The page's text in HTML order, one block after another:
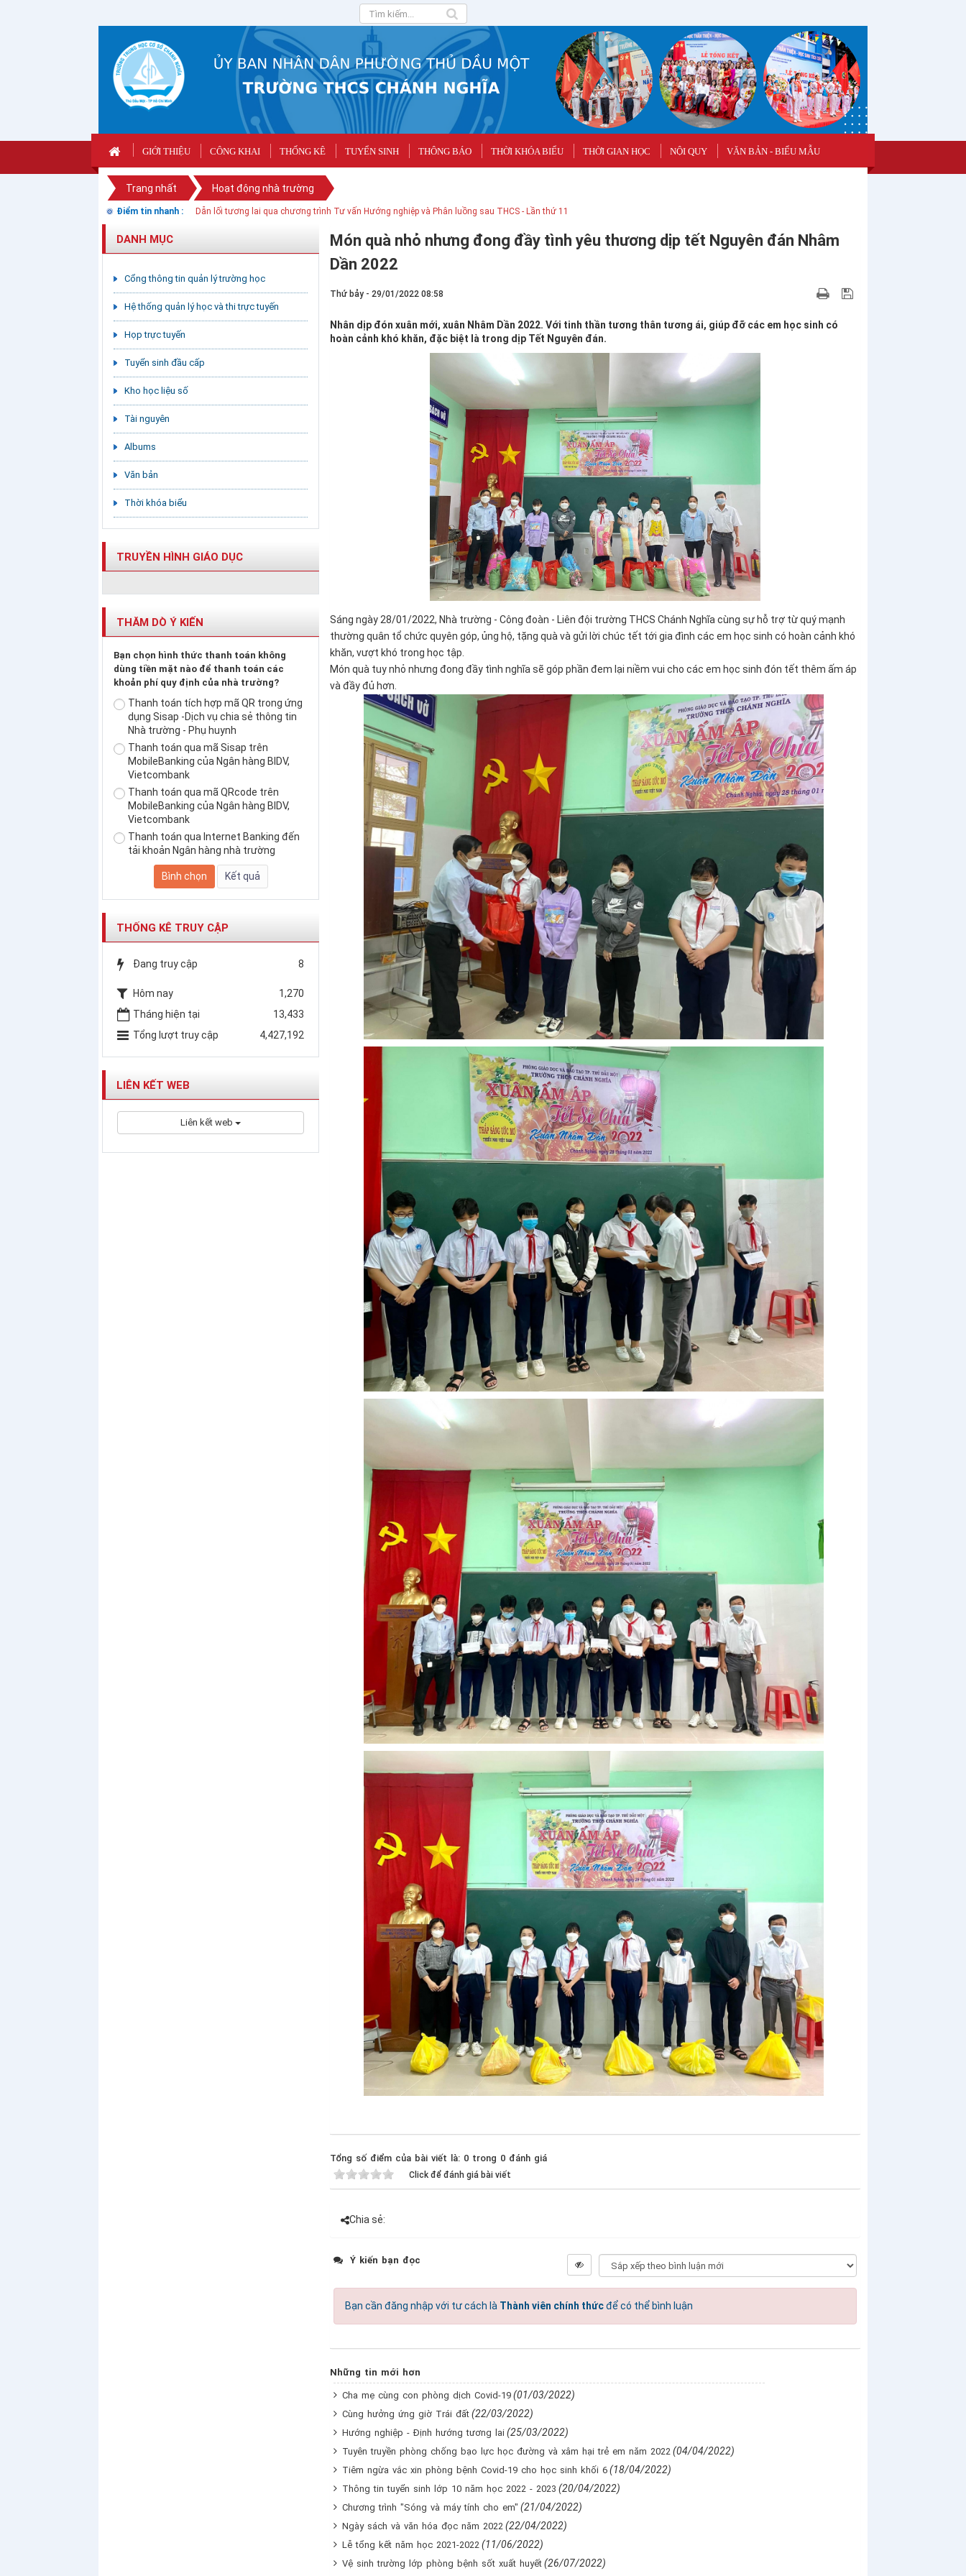
GIỚI THIỆU CÔNG KHAI THỐNG KÊ TUYỂN SINH THÔNG BÁO THỜI KHÓA BIỂU THỜI GIAN HỌC NỘI QUY VĂN BẢN - BIỂU MẪU
Trang nhất Hoạt động nhà trường
Điểm tin nhanh : TUYÊN TRUYỀN THỰC HIỆN QUYỀN SỞ HỮU TRÍ TUỆ TRONG TRƯỜNG HỌC
Món quà nhỏ nhưng đong đầy tình yêu thương dịp tết Nguyên đán Nhâm
Dần 2022
Thứ bảy - 29/01/2022 08:58
Nhân dịp đón xuân mới, xuân Nhâm Dần 2022. Với tinh thần tương thân tương ái, giúp đỡ các em học sinh có
hoàn cảnh khó khăn, đặc biệt là trong dịp Tết Nguyên đán.
Sáng ngày 28/01/2022, Nhà trường - Công đoàn - Liên đội trường THCS Chánh Nghĩa cùng sự hỗ trợ từ quý mạnh
thường quân tổ chức quyên góp, ủng hộ, tặng quà và gửi lời chúc tết tới gia đình các em học sinh có hoàn cảnh khó
khăn, vượt khó trong học tập.
Món quà tuy nhỏ nhưng đong đầy tình nghĩa sẽ góp phần đem lại niềm vui cho các em học sinh đón tết thêm ấm áp
và đầy đủ hơn.
Tổng số điểm của bài viết là: 0 trong 0 đánh giá
Click để đánh giá bài viết
Chia sẻ:
Ý kiến bạn đọc
Bạn cần đăng nhập với tư cách là Thành viên chính thứcđể có thể bình luận
Những tin mới hơn
Cha mẹ cùng con phòng dịch Covid-19 (01/03/2022)
Cùng hưởng ứng giờ Trái đất (22/03/2022)
Hướng nghiệp - Định hướng tương lai (25/03/2022)
Tuyên truyền phòng chống bạo lực học đường và xâm hại trẻ em năm 2022 (04/04/2022)
Tiêm ngừa vắc xin phòng bệnh Covid-19 cho học sinh khối 6 (18/04/2022)
Thông tin tuyển sinh lớp 10 năm học 2022 - 2023 (20/04/2022)
Chương trình "Sóng và máy tính cho em" (21/04/2022)
Ngày sách và văn hóa đọc năm 2022 (22/04/2022)
Lễ tổng kết năm học 2021-2022 (11/06/2022)
Vệ sinh trường lớp phòng bệnh sốt xuất huyết (26/07/2022)
DANH MỤC
Cổng thông tin quản lý trường học
Hệ thống quản lý học và thi trực tuyến
Họp trực tuyến
Tuyển sinh đầu cấp
Kho học liệu số
Tài nguyên
Albums
Văn bản
Thời khóa biểu
TRUYỀN HÌNH GIÁO DỤC
THĂM DÒ Ý KIẾN
Bạn chọn hình thức thanh toán không
dùng tiền mặt nào để thanh toán các
khoản phí quy định của nhà trường?
Thanh toán tích hợp mã QR trong ứng
dụng Sisap -Dịch vụ chia sẻ thông tin
Nhà trường - Phụ huynh
Thanh toán qua mã Sisap trên
MobileBanking của Ngân hàng BIDV,
Vietcombank
Thanh toán qua mã QRcode trên
MobileBanking của Ngân hàng BIDV,
Vietcombank
Thanh toán qua Internet Banking đến
tải khoản Ngân hàng nhà trường
THỐNG KÊ TRUY CẬP
Đang truy cập 8
Hôm nay
1,270
Tháng hiện tại
13,433
Tổng lượt truy cập
4,427,192
LIÊN KẾT WEB
Liên kết web